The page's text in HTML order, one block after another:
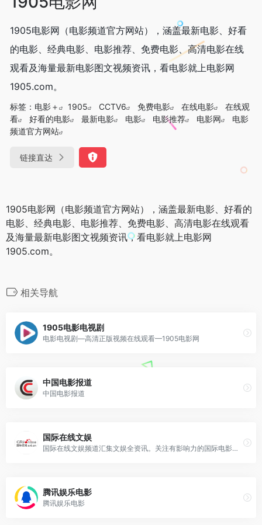
1905电影网（电影频道官方网站），涵盖最新电影、好看
的电影、经典电影、电影推荐、免费电影、高清电影在线
观看及海量最新电影图文视频资讯，看电影就上电影网
1905.com。
标签： 电影＋ 1905 CCTV6 免费电影 在线电影
在线观
看
好看的电影 最新电影 电影 电影推荐 电影网
电影
频道官方网站
链接直达
1905电影网（电影频道官方网站），涵盖最新电影、好看的
电影、经典电影、电影推荐、免费电影、高清电影在线观看
及海量最新电影图文视频资讯，看电影就上电影网
1905.com。
相关导航
1905电影电视剧
电影电视剧—高清正版视频在线观看—1905电影网
中国电影报道
中国电影报道
国际在线文娱
国际在线文娱频道汇集文娱全资讯。关注有影响力的国际电影节，为您带来最权威的影视信息。原创视频产品环球星访谈聚焦演艺圈知名人士台前幕后的人生故事。独家打造1+1观影团，带您一起欣赏热门影片。
腾讯娱乐电影
腾讯娱乐电影